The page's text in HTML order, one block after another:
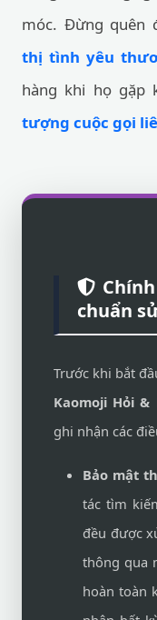
móc. Đừng quên
thị tình yêu
hàng khi họ gặp
tượng cuộc gọi
chuẩn
Trước khi bắt
Kaomoji Hỏi &
ghi nhận các
Bảo mật
tác tìm
đều được
thông qua
hoàn toàn